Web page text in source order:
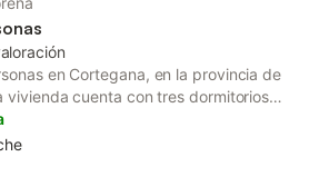
sesiones de alimentación con
en Cortegana, en la provincia de
vivienda cuenta con tres dormitorios
individuales y uno con una cama de
un cuarto de baño con ducha, un salón